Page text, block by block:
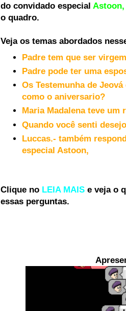
do convidado especial Astoon,
o quadro.
Veja os temas abordados
Padre tem que ser
Padre pode ter uma
Os Testemunha deJeová
como o aniversario?
Maria Madalena teve
Quando você senti
Luccas.- também
especial Astoon,
Clique no LEIA MAIS e veja o
essas perguntas.